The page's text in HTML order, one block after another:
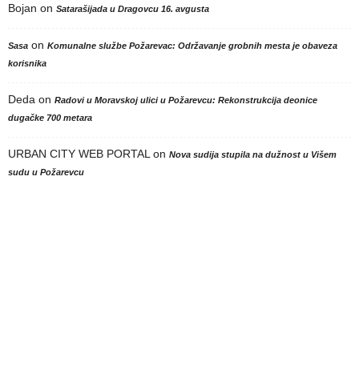
Bojan on Satarašijada u Dragovcu 16. avgusta
Sasa on Komunalne službe Požarevac: Održavanje grobnih mesta je obaveza
korisnika
Deda on Radovi u Moravskoj ulici u Požarevcu: Rekonstrukcija deonice
dugačke 700 metara
URBAN CITY WEB PORTAL on Nova sudija stupila na dužnost u Višem
sudu u Požarevcu